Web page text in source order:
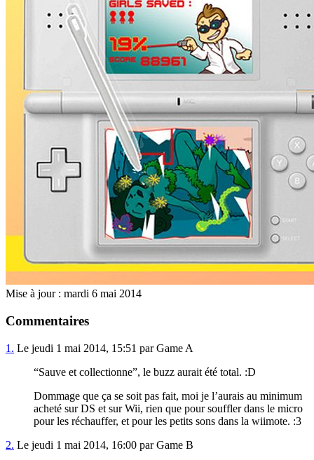
Mise à jour : mardi 6 mai 2014
Commentaires
1. Le jeudi 1 mai 2014, 15:51 par Game A
“Sauve et collectionne”, le buzz aurait été total. :D
Dommage que ça se soit pas fait, moi je l’aurais au minimum
acheté sur DS et sur Wii, rien que pour souffler dans le micro
pour les réchauffer, et pour les petits sons dans la wiimote. :3
2. Le jeudi 1 mai 2014, 16:00 par Game B